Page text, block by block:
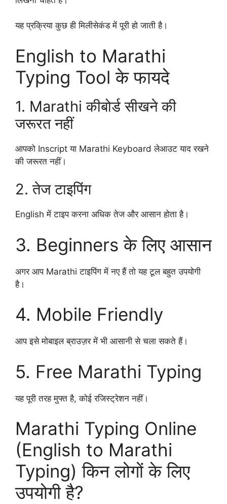
यह प्रक्रिया कुछ ही मिलीसेकंड में पूरी हो जाती है।
English to Marathi
Typing Tool के फायदे
1. Marathi कीबोर्ड सीखने की
जरूरत नहीं
आपको Inscript या Marathi Keyboard लेआउट याद रखने
की जरूरत नहीं।
2. तेज टाइपिंग
English में टाइप करना अधिक तेज और आसान होता है।
3. Beginners के लिए आसान
अगर आप Marathi टाइपिंग में नए हैं तो यह टूल बहुत उपयोगी
है।
4. Mobile Friendly
आप इसे मोबाइल ब्राउज़र में भी आसानी से चला सकते हैं।
5. Free Marathi Typing
यह पूरी तरह मुफ्त है, कोई रजिस्ट्रेशन नहीं।
Marathi Typing Online
(English to Marathi
Typing) किन लोगों के लिए
उपयोगी है?